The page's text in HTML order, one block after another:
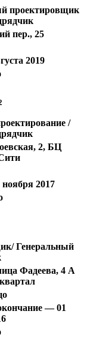
проектировщик
пер., 25
2019
/
2, БЦ
2017
Генеральный
Фадеева, 4 А
— 01